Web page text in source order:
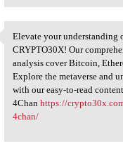
Elevate your
Elevate your understanding
CRYPTO30X! Our
analysis cover Bitcoin,
Explore the metaverse and
with our easy-to-read
4Chan https://
4chan/